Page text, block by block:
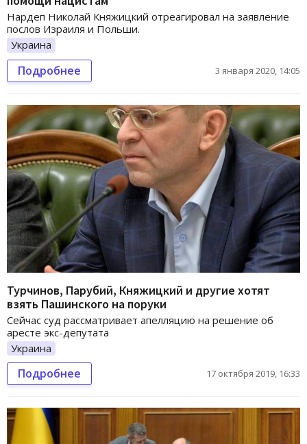
Нардеп Николай Княжицкий отреагировал на заявление
послов Израиля и Польши.
Украина
Подробнее 3 января 2020, 14:05
Турчинов, Парубий, Княжицкий и другие хотят
взять Пашинского на поруки
Сейчас суд рассматривает апелляцию на решение об
аресте экс-депутата
Украина
Подробнее 17 октября 2019, 16:33